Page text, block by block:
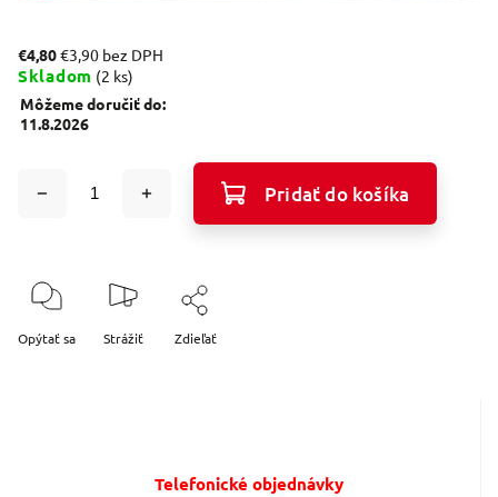
€4,80€3,90 bez DPH
Skladom (2 ks)
Môžeme doručiť do:
11.8.2026
Pridať do košíka
Opýtať sa Strážiť Zdieľať
Telefonické objednávky